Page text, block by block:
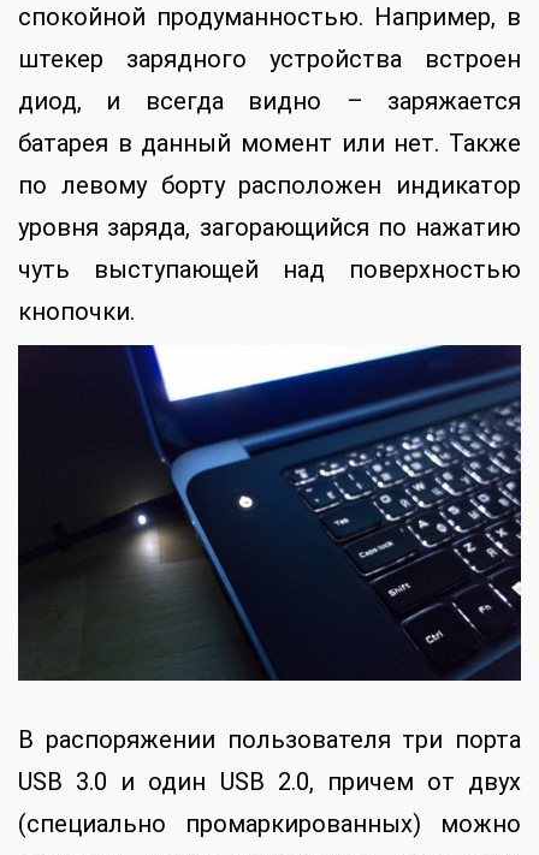
спокойной продуманностью. Например, в
штекер зарядного устройства встроен
диод, и всегда видно – заряжается
батарея в данный момент или нет. Также
по левому борту расположен индикатор
уровня заряда, загорающийся по нажатию
чуть выступающей над поверхностью
кнопочки.
В распоряжении пользователя три порта
USB 3.0 и один USB 2.0, причем от двух
(специально промаркированных) можно